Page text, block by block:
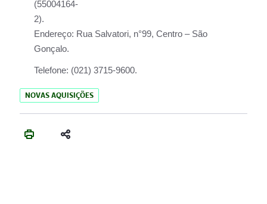
(55004164-
2).
Endereço: Rua Salvatori, n°99, Centro – São
Gonçalo.
Telefone: (021) 3715-9600.
NOVAS AQUISIÇÕES